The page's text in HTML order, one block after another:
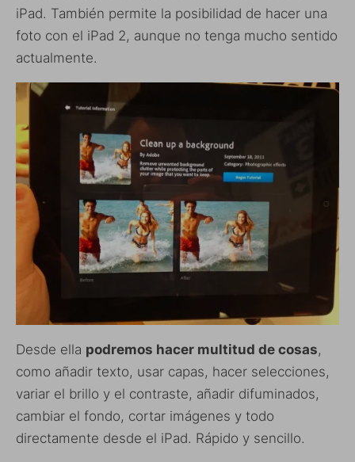
iPad. También permite la posibilidad de hacer una
foto con el iPad 2, aunque no tenga mucho sentido
actualmente.
Desde ella podremos hacer multitud de cosas,
como añadir texto, usar capas, hacer selecciones,
variar el brillo y el contraste, añadir difuminados,
cambiar el fondo, cortar imágenes y todo
directamente desde el iPad. Rápido y sencillo.